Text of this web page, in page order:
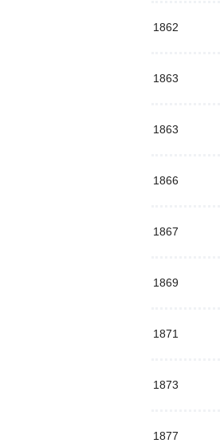
1862
1863
1863
1866
1867
1869
1871
1873
1877